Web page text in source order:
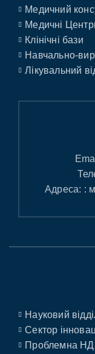
Медичний
Медичні
Клінічні бази
Навчально-
Лікувальний
Адреса: :
Науковий
Сектор
Проблемна